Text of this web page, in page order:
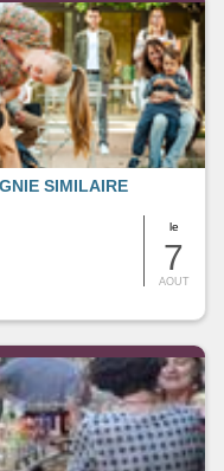
le
7
AOUT
SIMILAIRE